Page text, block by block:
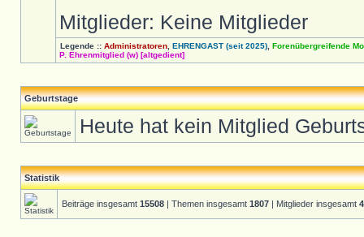
Mitglieder: Keine Mitglieder
Legende :: Administratoren EHRENGAST (seit 2025) Forenübergreifende
P. Ehrenmitglied (w) [altgedient]
Geburtstage
Heute hat kein Mitglied
Statistik
Beiträge insgesamt 15508 | Themen insgesamt 1807 | Mitglieder insgesamt